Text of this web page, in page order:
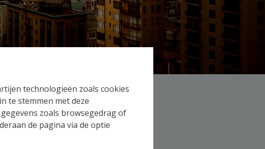
technologieën zoals cookies
te stemmen met deze
zoals browsegedrag of
de pagina via de optie